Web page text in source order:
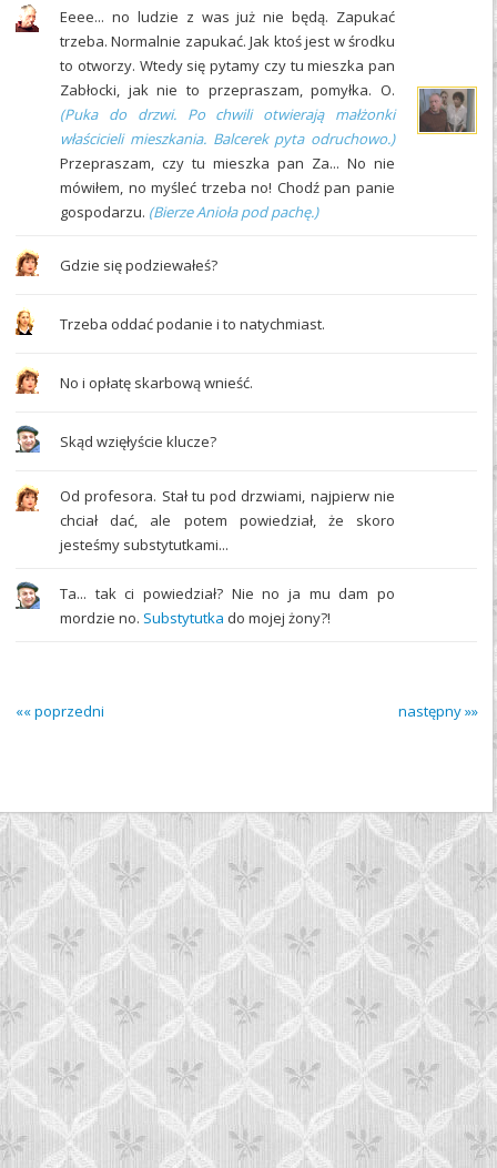
Eeee... no ludzie z was już nie będą. Zapukać
trzeba. Normalnie zapukać. Jak ktoś jest w środku
to otworzy. Wtedy się pytamy czy tu mieszka pan
Zabłocki, jak nie to przepraszam, pomyłka. O.
(Puka do drzwi. Po chwili otwierają małżonki
właścicieli mieszkania. Balcerek pyta odruchowo.)
Przepraszam, czy tu mieszka pan Za... No nie
mówiłem, no myśleć trzeba no! Chodź pan panie
gospodarzu. (Bierze Anioła pod pachę.)
Gdzie się podziewałeś?
Trzeba oddać podanie i to natychmiast.
No i opłatę skarbową wnieść.
Skąd wzięłyście klucze?
Od profesora. Stał tu pod drzwiami, najpierw nie
chciał dać, ale potem powiedział, że skoro
jesteśmy substytutkami...
Ta... tak ci powiedział? Nie no ja mu dam po
mordzie no. Substytutka do mojej żony?!
«« poprzedni następny »»